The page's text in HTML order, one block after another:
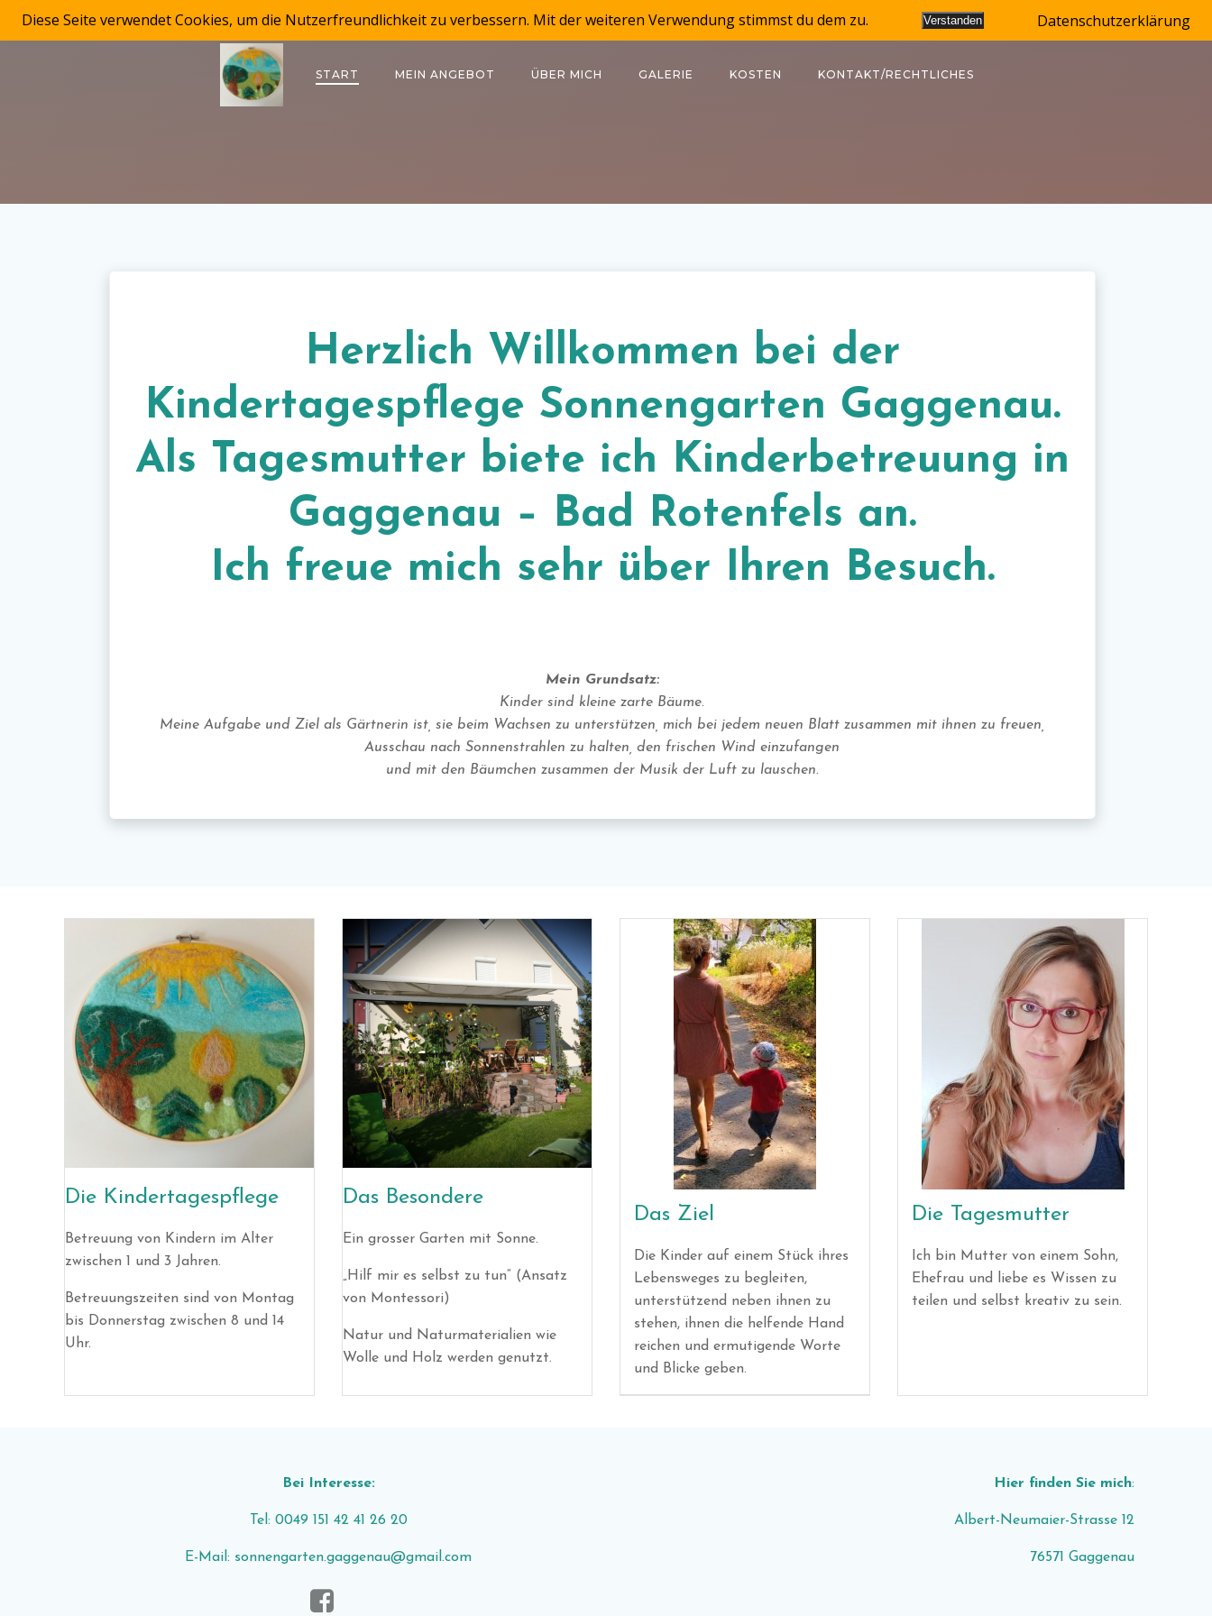
Zum
Inhalt
START MEIN ANGEBOT ÜBER MICH GALERIE KOSTEN KONTAKT/RECHTLICHES
Herzlich Willkommen bei der
Kindertagespflege Sonnengarten Gaggenau.
Als Tagesmutter biete ich Kinderbetreuung in
Gaggenau – Bad Rotenfels an.
Ich freue mich sehr über Ihren Besuch.
Mein Grundsatz:
Kinder sind kleine zarte Bäume.
Meine Aufgabe und Ziel als Gärtnerin ist, sie beim Wachsen zu unterstützen, mich bei jedem neuen Blatt zusammen mit ihnen zu freuen,
Ausschau nach Sonnenstrahlen zu halten, den frischen Wind einzufangen
und mit den Bäumchen zusammen der Musik der Luft zu lauschen.
Die Kindertagespflege
Betreuung von Kindern im Alter
zwischen 1 und 3 Jahren.
Betreuungszeiten sind von Montag
bis Donnerstag zwischen 8 und 14
Uhr.
Das Besondere
Ein grosser Garten mit Sonne.
„Hilf mir es selbst zu tun“ (Ansatz
von Montessori)
Natur und Naturmaterialien wie
Wolle und Holz werden genutzt.
Das Ziel
Die Kinder auf einem Stück ihres
Lebensweges zu begleiten,
unterstützend neben ihnen zu
stehen, ihnen die helfende Hand
reichen und ermutigende Worte
und Blicke geben.
Die Tagesmutter
Ich bin Mutter von einem Sohn,
Ehefrau und liebe es Wissen zu
teilen und selbst kreativ zu sein.
Bei Interesse:
Tel: 0049 151 42 41 26 20
E-Mail: sonnengarten.gaggenau@gmail.com
Hier finden Sie mich:
Albert-Neumaier-Strasse 12
76571 Gaggenau
Diese Seite verwendet Cookies, um die Nutzerfreundlichkeit zu verbessern. Mit der weiteren Verwendung stimmst du dem zu. Verstanden Datenschutzerklärung